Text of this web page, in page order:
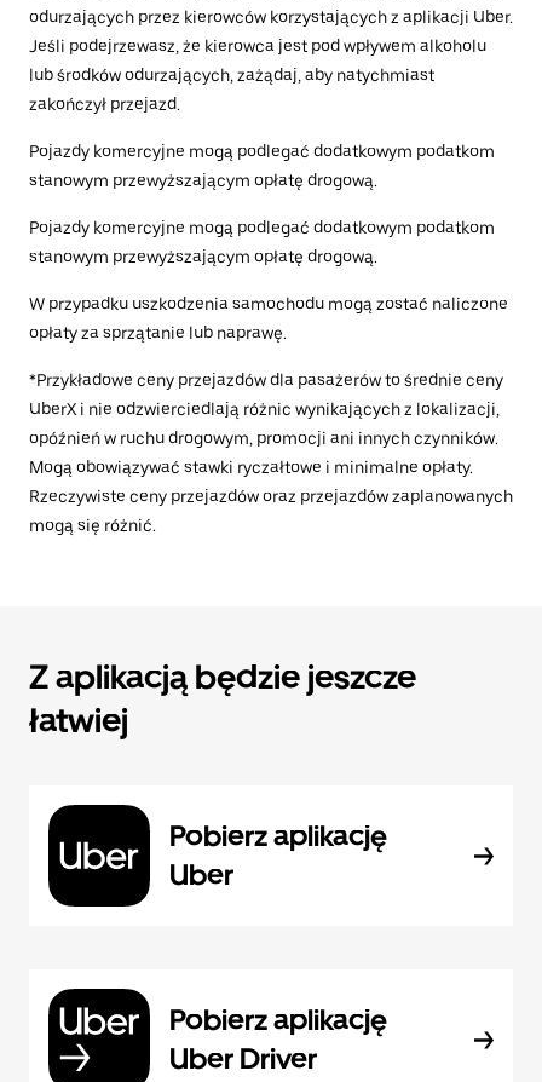
odurzających przez kierowców korzystających z aplikacji Uber.
Jeśli podejrzewasz, że kierowca jest pod wpływem alkoholu
lub środków odurzających, zażądaj, aby natychmiast
zakończył przejazd.
Pojazdy komercyjne mogą podlegać dodatkowym podatkom
stanowym przewyższającym opłatę drogową.
Pojazdy komercyjne mogą podlegać dodatkowym podatkom
stanowym przewyższającym opłatę drogową.
W przypadku uszkodzenia samochodu mogą zostać naliczone
opłaty za sprzątanie lub naprawę.
*Przykładowe ceny przejazdów dla pasażerów to średnie ceny
UberX i nie odzwierciedlają różnic wynikających z lokalizacji,
opóźnień w ruchu drogowym, promocji ani innych czynników.
Mogą obowiązywać stawki ryczałtowe i minimalne opłaty.
Rzeczywiste ceny przejazdów oraz przejazdów zaplanowanych
mogą się różnić.
Z aplikacją będzie jeszcze
łatwiej
Pobierz aplikację
Uber
Pobierz aplikację
Uber Driver